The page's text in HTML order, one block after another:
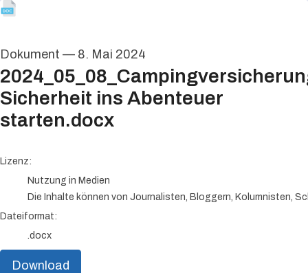
Dokument — 8. Mai 2024
Sicherheit ins Abenteuer
starten.docx
go to media item
Lizenz:
Nutzung in Medien
Die Inhalte können von Journalisten, Bloggern, Kolumnisten,
Dateiformat:
.docx
Download